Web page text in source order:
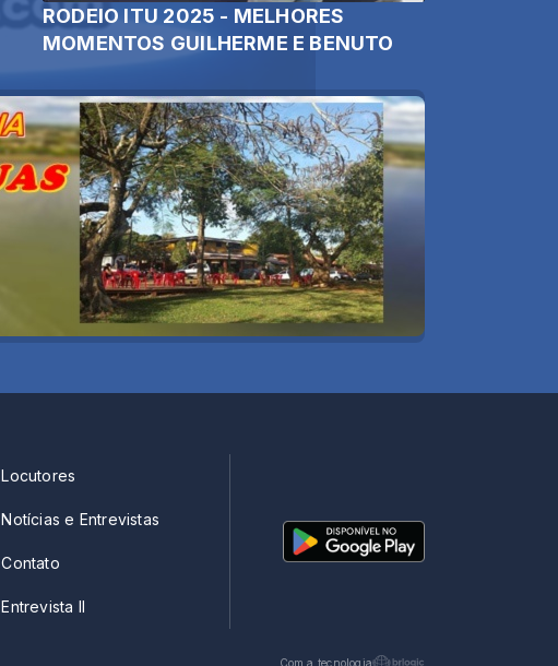
RODEIO ITU 2025 - MELHORES
MOMENTOS GUILHERME E BENUTO
Locutores
Notícias e Entrevistas
Contato
Entrevista II
Com a tecnologia